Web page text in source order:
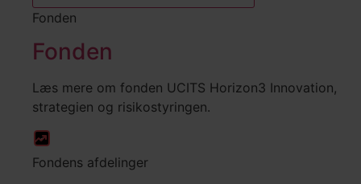
Fonden
Fonden
Læs mere om fonden UCITS Horizon3 Innovation,
strategien og risikostyringen.
Fondens afdelinger